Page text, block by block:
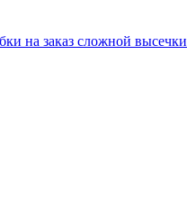
на заказ сложной высечки